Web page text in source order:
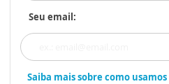
Seu email:
Saiba mais sobre como usamos